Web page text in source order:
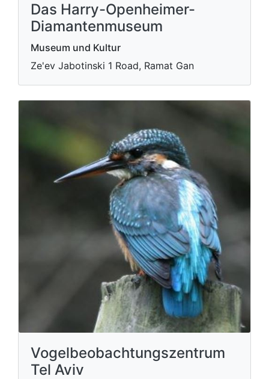
Das Harry-Openheimer-
Diamantenmuseum
Museum und Kultur
Ze'ev Jabotinski 1 Road, Ramat Gan
Vogelbeobachtungszentrum
Tel Aviv